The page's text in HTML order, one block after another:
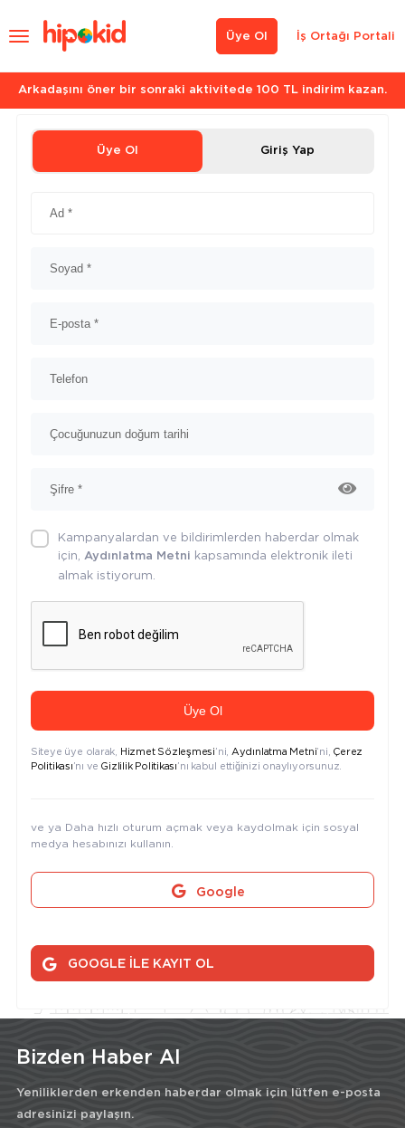
İş Ortağı Portali
Üye Ol
Arkadaşını öner bir sonraki aktivitede 100 TL indirim kazan.
Üye Ol Giriş Yap
Kampanyalardan ve bildirimlerden haberdar olmak
için, Aydınlatma Metni kapsamında elektronik ileti
almak istiyorum.
Üye Ol
Siteye üye olarak, Hizmet Sözleşmesi’ni, Aydınlatma Metni’ni, Çerez
Politikası’nı ve Gizlilik Politikası’nı kabul ettiğinizi onaylıyorsunuz.
ve ya Daha hızlı oturum açmak veya kaydolmak için sosyal
medya hesabınızı kullanın.
Google
GOOGLE İLE KAYIT OL
Bizden Haber Al
Yeniliklerden erkenden haberdar olmak için lütfen e-posta
adresinizi paylaşın.